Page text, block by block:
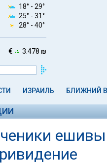
18° - 29°
25° - 31°
28° - 40°
€ 3.478 ₪
ИЗРАИЛЬ БЛИЖНИЙ